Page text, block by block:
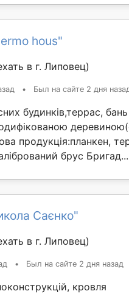
hous"
в г. Липовец)
• Был на сайте 2 дня
будинків,террас,
продукція:планкен,
брус Бригад...
Саєнко"
в г. Липовец)
• Был на сайте 2 дня назад
кровля